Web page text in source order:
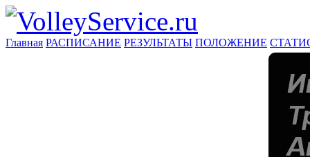
Главная РАСПИСАНИЕ РЕЗУЛЬТАТЫ ПОЛОЖЕНИЕ